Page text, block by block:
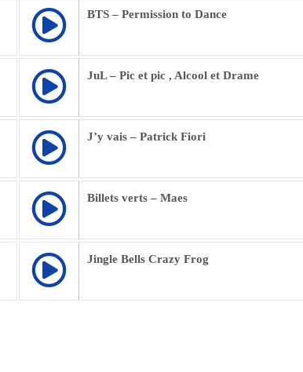
BTS – Permission to Dance
JuL – Pic et pic , Alcool et Drame
J’y vais – Patrick Fiori
Billets verts – Maes
Jingle Bells Crazy Frog